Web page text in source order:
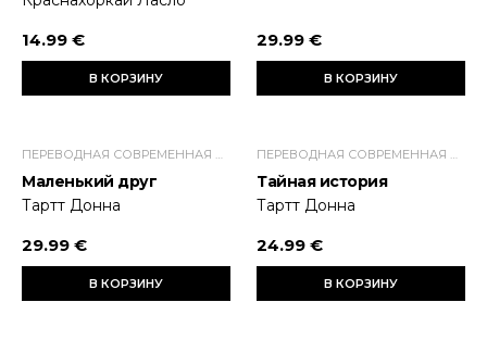
14.99 €
В КОРЗИНУ
29.99 €
В КОРЗИНУ
ПЕРЕВОДНАЯ СОВРЕМЕННАЯ ПРОЗА
Маленький друг
Тартт Донна
29.99 €
В КОРЗИНУ
ПЕРЕВОДНАЯ СОВРЕМЕННАЯ ПРОЗА
Тайная история
Тартт Донна
24.99 €
В КОРЗИНУ